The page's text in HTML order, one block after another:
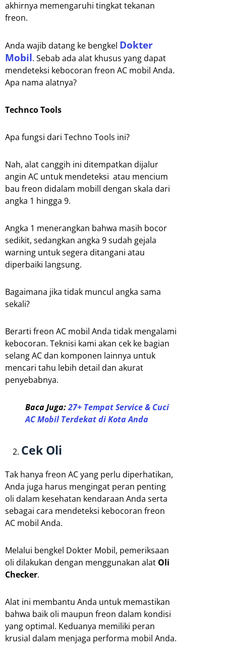
akhirnya memengaruhi tingkat tekanan
freon.
Anda wajib datang ke bengkel Dokter
Mobil. Sebab ada alat khusus yang dapat
mendeteksi kebocoran freon AC mobil Anda.
Apa nama alatnya?
Technco Tools
Apa fungsi dari Techno Tools ini?
Nah, alat canggih ini ditempatkan dijalur
angin AC untuk mendeteksi atau mencium
bau freon didalam mobill dengan skala dari
angka 1 hingga 9.
Angka 1 menerangkan bahwa masih bocor
sedikit, sedangkan angka 9 sudah gejala
warning untuk segera ditangani atau
diperbaiki langsung.
Bagaimana jika tidak muncul angka sama
sekali?
Berarti freon AC mobil Anda tidak mengalami
kebocoran. Teknisi kami akan cek ke bagian
selang AC dan komponen lainnya untuk
mencari tahu lebih detail dan akurat
penyebabnya.
Baca Juga:27+ Tempat Service & Cuci
AC Mobil Terdekat di Kota Anda
Cek Oli
Tak hanya freon AC yang perlu diperhatikan,
Anda juga harus mengingat peran penting
oli dalam kesehatan kendaraan Anda serta
sebagai cara mendeteksi kebocoran freon
AC mobil Anda.
Melalui bengkel Dokter Mobil, pemeriksaan
oli dilakukan dengan menggunakan alat Oli
Checker.
Alat ini membantu Anda untuk memastikan
bahwa baik oli maupun freon dalam kondisi
yang optimal. Keduanya memiliki peran
krusial dalam menjaga performa mobil Anda.